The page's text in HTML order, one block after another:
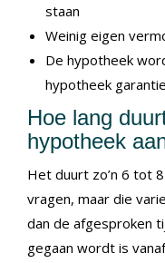
staan
Weinig eigen
De hypotheek
hypotheek garantie
Hoe lang
hypotheek
Het duurt zo’n 6 tot
vragen, maar die
dan de afgesproken
gegaan wordt is